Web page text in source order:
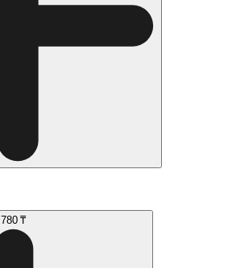
780 ₸